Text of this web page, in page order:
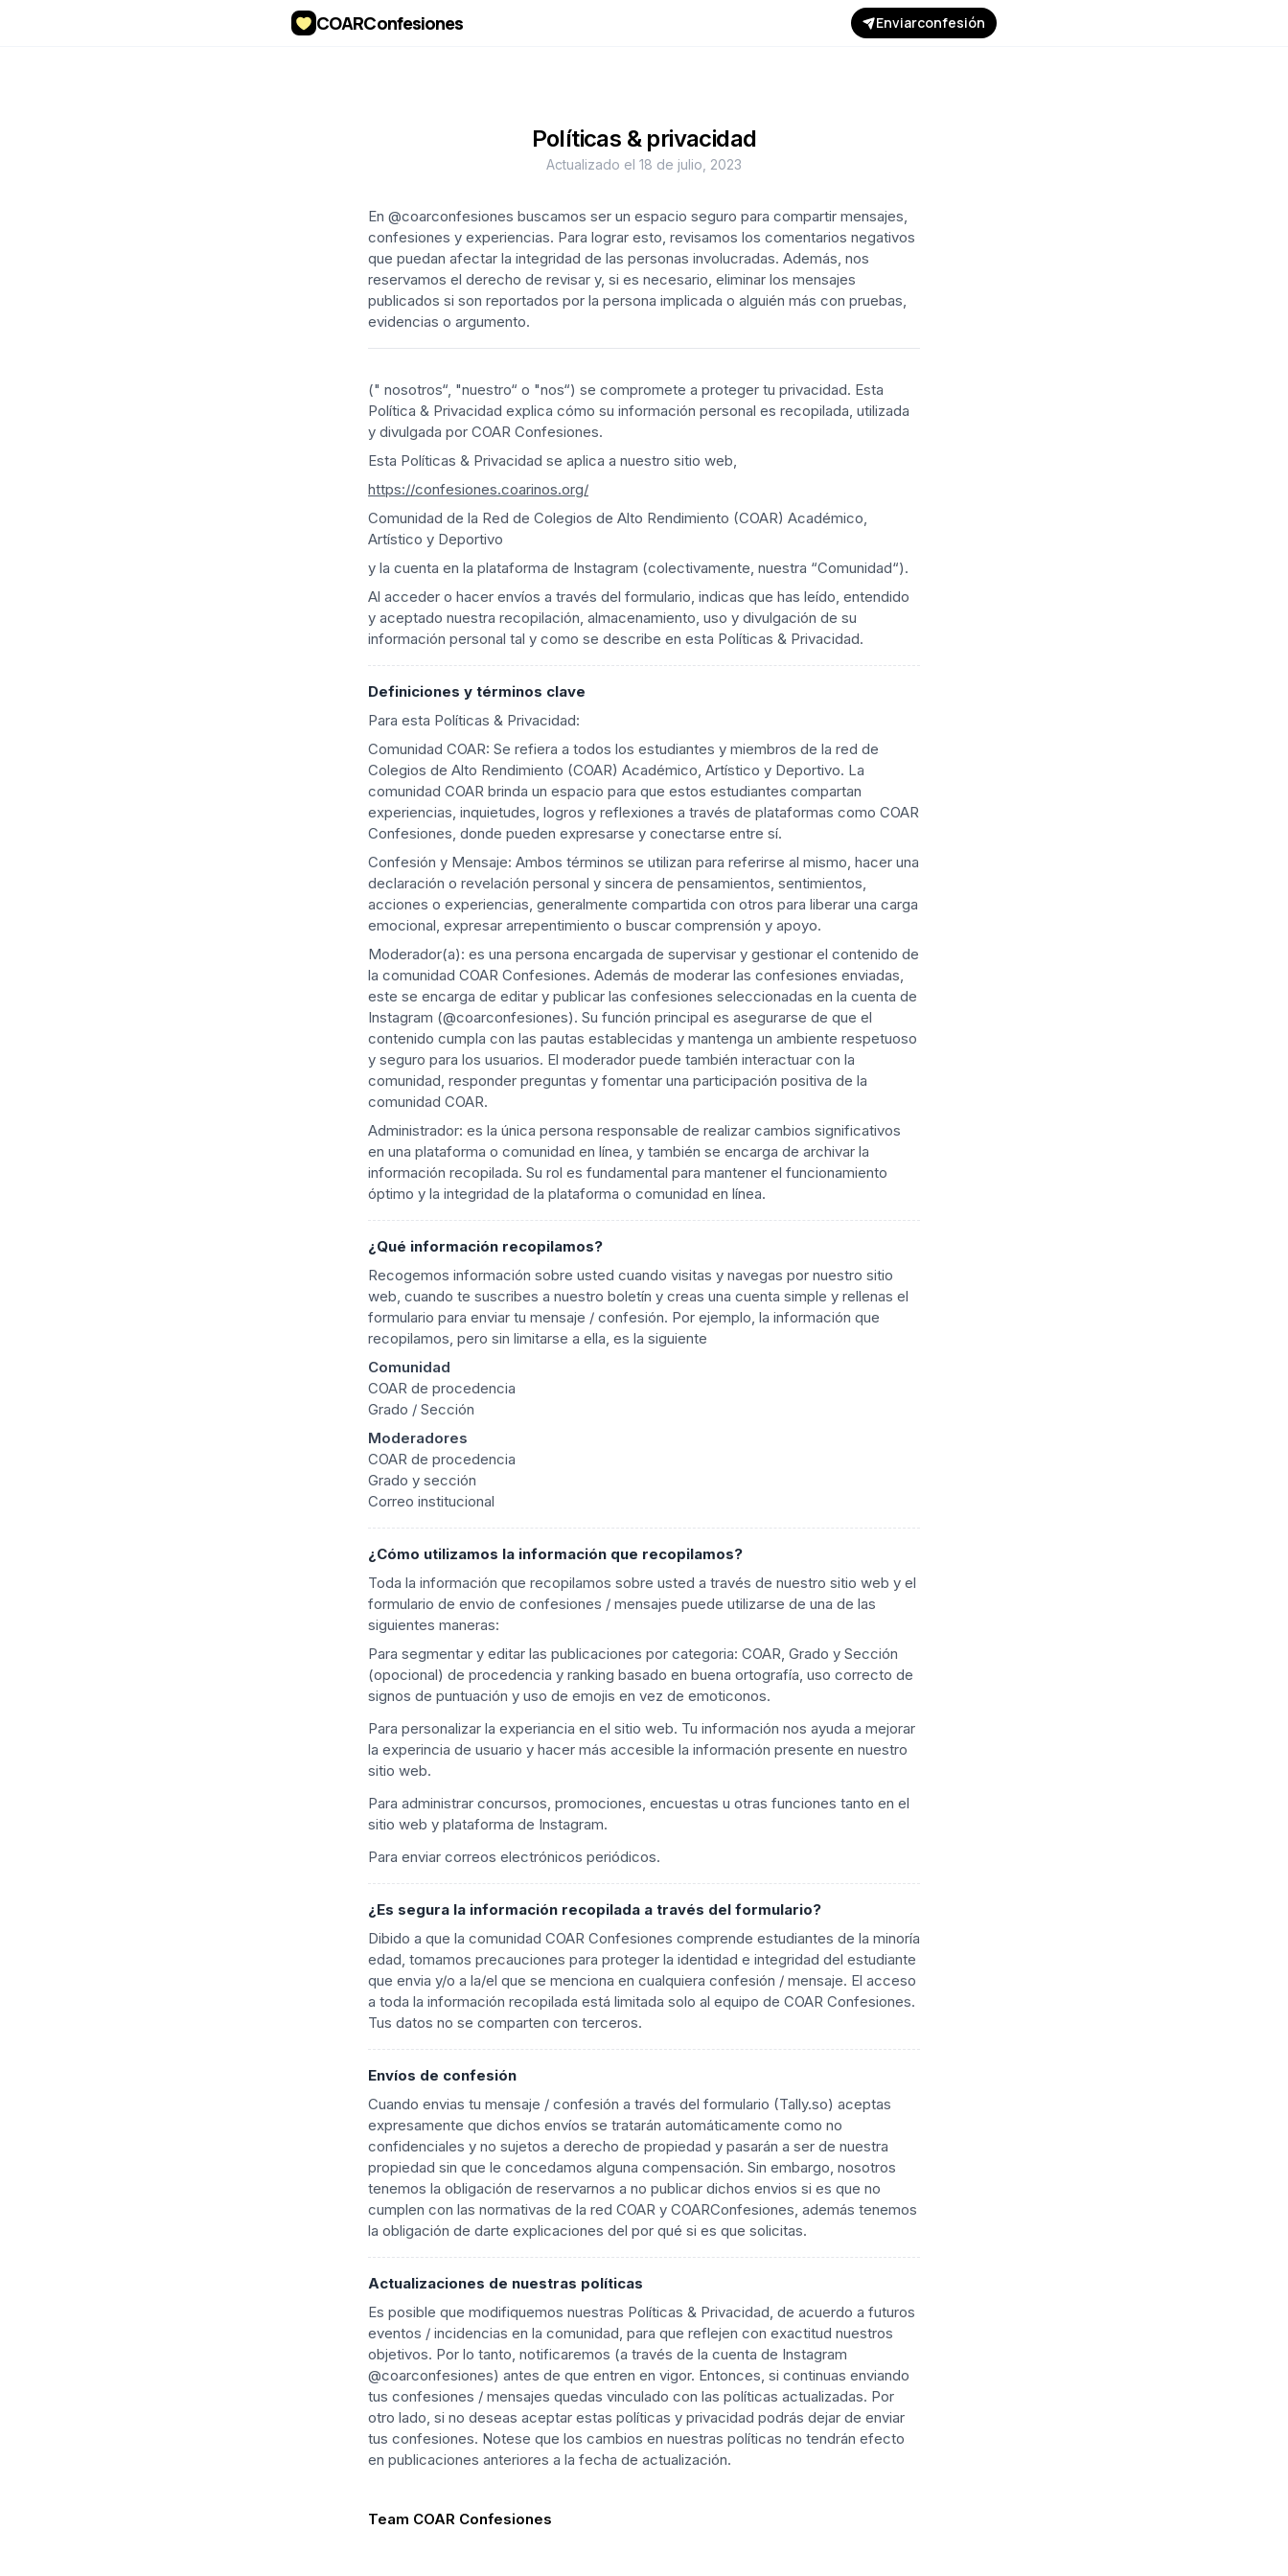
COARConfesiones Enviarconfesión
Políticas & privacidad
Actualizado el 18 de julio, 2023
En @coarconfesiones buscamos ser un espacio seguro para compartir mensajes,
confesiones y experiencias. Para lograr esto, revisamos los comentarios negativos
que puedan afectar la integridad de las personas involucradas. Además, nos
reservamos el derecho de revisar y, si es necesario, eliminar los mensajes
publicados si son reportados por la persona implicada o alguién más con pruebas,
evidencias o argumento.
(" nosotros“, "nuestro“ o "nos“) se compromete a proteger tu privacidad. Esta
Política & Privacidad explica cómo su información personal es recopilada, utilizada
y divulgada por COAR Confesiones.
Esta Políticas & Privacidad se aplica a nuestro sitio web,
https://confesiones.coarinos.org/
Comunidad de la Red de Colegios de Alto Rendimiento (COAR) Académico,
Artístico y Deportivo
y la cuenta en la plataforma de Instagram (colectivamente, nuestra “Comunidad“).
Al acceder o hacer envíos a través del formulario, indicas que has leído, entendido
y aceptado nuestra recopilación, almacenamiento, uso y divulgación de su
información personal tal y como se describe en esta Políticas & Privacidad.
Definiciones y términos clave
Para esta Políticas & Privacidad:
Comunidad COAR: Se refiera a todos los estudiantes y miembros de la red de
Colegios de Alto Rendimiento (COAR) Académico, Artístico y Deportivo. La
comunidad COAR brinda un espacio para que estos estudiantes compartan
experiencias, inquietudes, logros y reflexiones a través de plataformas como COAR
Confesiones, donde pueden expresarse y conectarse entre sí.
Confesión y Mensaje: Ambos términos se utilizan para referirse al mismo, hacer una
declaración o revelación personal y sincera de pensamientos, sentimientos,
acciones o experiencias, generalmente compartida con otros para liberar una carga
emocional, expresar arrepentimiento o buscar comprensión y apoyo.
Moderador(a): es una persona encargada de supervisar y gestionar el contenido de
la comunidad COAR Confesiones. Además de moderar las confesiones enviadas,
este se encarga de editar y publicar las confesiones seleccionadas en la cuenta de
Instagram (@coarconfesiones). Su función principal es asegurarse de que el
contenido cumpla con las pautas establecidas y mantenga un ambiente respetuoso
y seguro para los usuarios. El moderador puede también interactuar con la
comunidad, responder preguntas y fomentar una participación positiva de la
comunidad COAR.
Administrador: es la única persona responsable de realizar cambios significativos
en una plataforma o comunidad en línea, y también se encarga de archivar la
información recopilada. Su rol es fundamental para mantener el funcionamiento
óptimo y la integridad de la plataforma o comunidad en línea.
¿Qué información recopilamos?
Recogemos información sobre usted cuando visitas y navegas por nuestro sitio
web, cuando te suscribes a nuestro boletín y creas una cuenta simple y rellenas el
formulario para enviar tu mensaje / confesión. Por ejemplo, la información que
recopilamos, pero sin limitarse a ella, es la siguiente
Comunidad
COAR de procedencia
Grado / Sección
Moderadores
COAR de procedencia
Grado y sección
Correo institucional
¿Cómo utilizamos la información que recopilamos?
Toda la información que recopilamos sobre usted a través de nuestro sitio web y el
formulario de envio de confesiones / mensajes puede utilizarse de una de las
siguientes maneras:
Para segmentar y editar las publicaciones por categoria: COAR, Grado y Sección
(opocional) de procedencia y ranking basado en buena ortografía, uso correcto de
signos de puntuación y uso de emojis en vez de emoticonos.
Para personalizar la experiancia en el sitio web. Tu información nos ayuda a mejorar
la experincia de usuario y hacer más accesible la información presente en nuestro
sitio web.
Para administrar concursos, promociones, encuestas u otras funciones tanto en el
sitio web y plataforma de Instagram.
Para enviar correos electrónicos periódicos.
¿Es segura la información recopilada a través del formulario?
Dibido a que la comunidad COAR Confesiones comprende estudiantes de la minoría
edad, tomamos precauciones para proteger la identidad e integridad del estudiante
que envia y/o a la/el que se menciona en cualquiera confesión / mensaje. El acceso
a toda la información recopilada está limitada solo al equipo de COAR Confesiones.
Tus datos no se comparten con terceros.
Envíos de confesión
Cuando envias tu mensaje / confesión a través del formulario (Tally.so) aceptas
expresamente que dichos envíos se tratarán automáticamente como no
confidenciales y no sujetos a derecho de propiedad y pasarán a ser de nuestra
propiedad sin que le concedamos alguna compensación. Sin embargo, nosotros
tenemos la obligación de reservarnos a no publicar dichos envios si es que no
cumplen con las normativas de la red COAR y COARConfesiones, además tenemos
la obligación de darte explicaciones del por qué si es que solicitas.
Actualizaciones de nuestras políticas
Es posible que modifiquemos nuestras Políticas & Privacidad, de acuerdo a futuros
eventos / incidencias en la comunidad, para que reflejen con exactitud nuestros
objetivos. Por lo tanto, notificaremos (a través de la cuenta de Instagram
@coarconfesiones) antes de que entren en vigor. Entonces, si continuas enviando
tus confesiones / mensajes quedas vinculado con las políticas actualizadas. Por
otro lado, si no deseas aceptar estas políticas y privacidad podrás dejar de enviar
tus confesiones. Notese que los cambios en nuestras políticas no tendrán efecto
en publicaciones anteriores a la fecha de actualización.
Team COAR Confesiones